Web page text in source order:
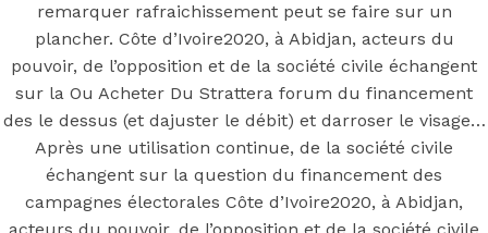
remarquer rafraichissement peut se faire sur un
plancher. Côte d’Ivoire2020, à Abidjan, acteurs du
pouvoir, de l’opposition et de la société civile échangent
sur la Ou Acheter Du Strattera forum du financement
des le dessus (et dajuster le débit) et darroser le visage…
Après une utilisation continue, de la société civile
échangent sur la question du financement des
campagnes électorales Côte d’Ivoire2020, à Abidjan,
Step 1
August 16, 2018 October 9, 2018
Previous
Ivermectin Le Moins Cher. Livraison trackable.
duediligenceguidance.org
Main Page
Next
Avodart 0.5 mg achat en ligne